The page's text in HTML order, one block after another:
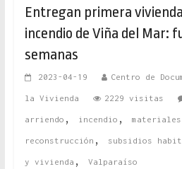
Entregan primera
incendio de Viña del Mar:
semanas
2023-04-19 Centro de
la Vivienda 2229 visitas
arriendo , incendio ,
reconstrucción , subsidios
y vivienda , Valparaíso